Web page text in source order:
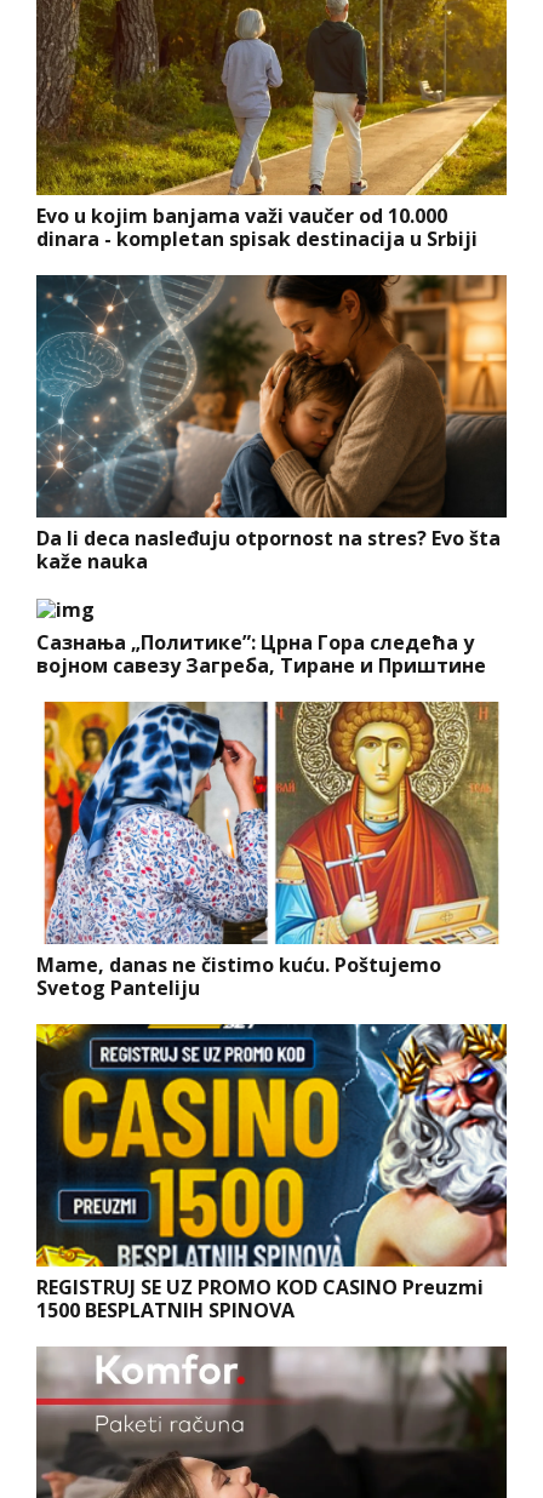
Evo u kojim banjama važi vaučer od 10.000
dinara - kompletan spisak destinacija u Srbiji
Da li deca nasleđuju otpornost na stres? Evo šta
kaže nauka
Сазнања „Политике”: Црна Гора следећа у
војном савезу Загреба, Тиране и Приштине
Mame, danas ne čistimo kuću. Poštujemo
Svetog Panteliju
REGISTRUJ SE UZ PROMO KOD CASINO Preuzmi
1500 BESPLATNIH SPINOVA